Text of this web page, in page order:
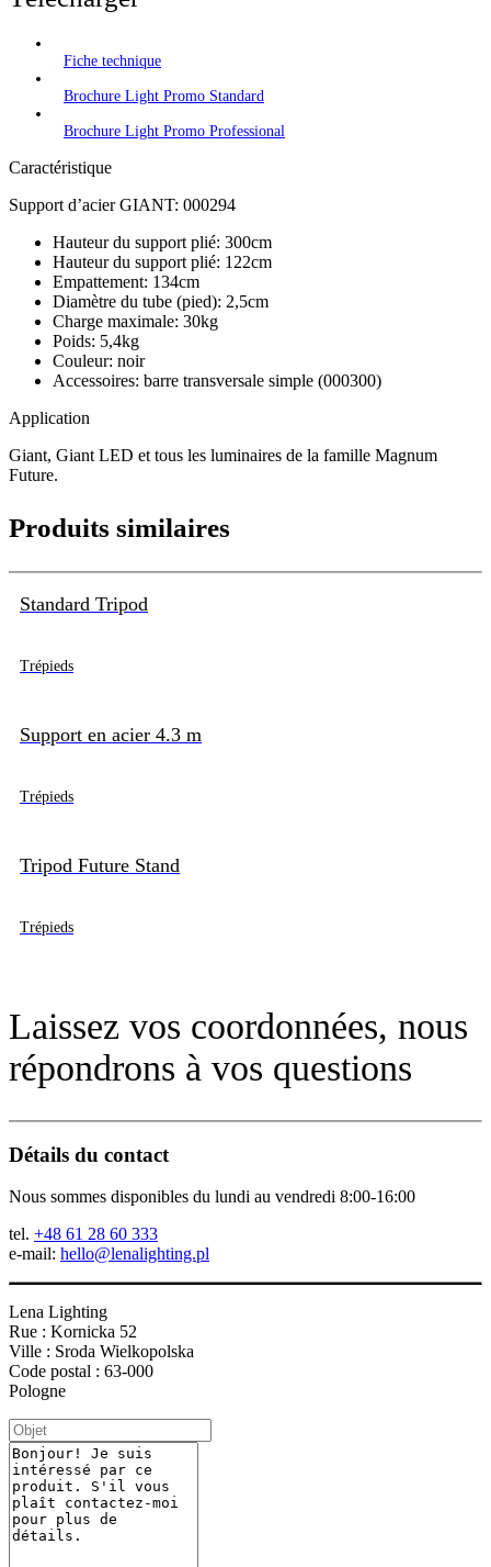
Fiche technique
Brochure Light Promo Standard
Brochure Light Promo Professional
Caractéristique
Support d’acier GIANT: 000294
Hauteur du support plié: 300cm
Hauteur du support plié: 122cm
Empattement: 134cm
Diamètre du tube (pied): 2,5cm
Charge maximale: 30kg
Poids: 5,4kg
Couleur: noir
Accessoires: barre transversale simple (000300)
Application
Giant, Giant LED et tous les luminaires de la famille Magnum
Future.
Produits similaires
Standard Tripod
Trépieds
Support en acier 4.3 m
Trépieds
Tripod Future Stand
Trépieds
Laissez vos coordonnées, nous
répondrons à vos questions
Détails du contact
Nous sommes disponibles du lundi au vendredi 8:00-16:00
tel. +48 61 28 60 333
e-mail: hello@lenalighting.pl
Lena Lighting
Rue : Kornicka 52
Ville : Sroda Wielkopolska
Code postal : 63-000
Pologne